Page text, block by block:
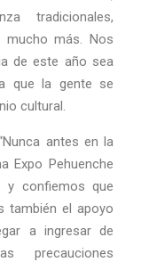
tradicionales,
mucho más. Nos
de este año sea
que la gente se
cultural.
antes en la
Expo Pehuenche
y confiemos que
también el apoyo
a ingresar de
precauciones